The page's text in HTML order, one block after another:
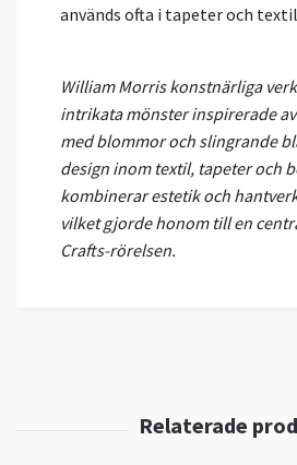
används ofta i tapeter och
William Morris konstnärliga
intrikata mönster inspirerade
med blommor och slingrande
design inom textil, tapeter och
kombinerar estetik och
vilket gjorde honom till en
Crafts-rörelsen.